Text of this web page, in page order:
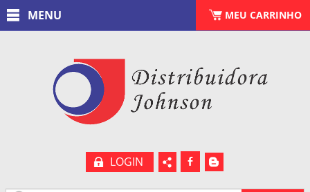
LOGIN b A
CARRINHO (0)
MENU MEU CARRINHO